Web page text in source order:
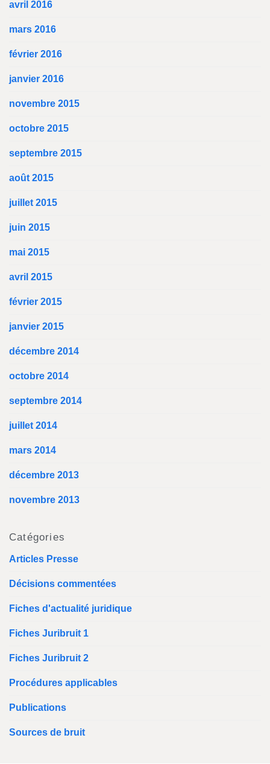
avril 2016
mars 2016
février 2016
janvier 2016
novembre 2015
octobre 2015
septembre 2015
août 2015
juillet 2015
juin 2015
mai 2015
avril 2015
février 2015
janvier 2015
décembre 2014
octobre 2014
septembre 2014
juillet 2014
mars 2014
décembre 2013
novembre 2013
Catégories
Articles Presse
Décisions commentées
Fiches d'actualité juridique
Fiches Juribruit 1
Fiches Juribruit 2
Procédures applicables
Publications
Sources de bruit